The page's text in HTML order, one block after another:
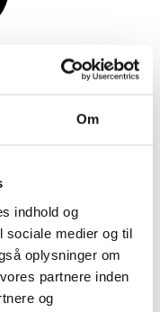
Om
indhold og
sociale medier og til
oplysninger om
partnere inden
og